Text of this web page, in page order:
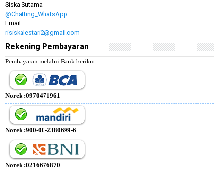
Siska Sutama
@Chatting_WhatsApp
Email :
risiskalestari2@gmail.com
Rekening Pembayaran
Pembayaran melalui Bank berikut :
Norek :0970471961
Norek :900-00-2380699-6
Norek :0216676870